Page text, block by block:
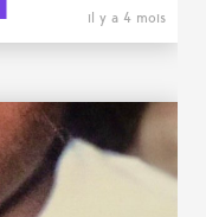
il y a 4 mois